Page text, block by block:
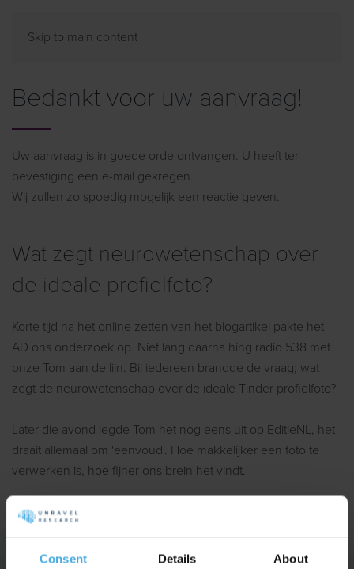
Consent Details About
Skip to main content
Bedankt voor uw aanvraag!
Uw aanvraag is in goede orde ontvangen. U heeft ter
bevestiging een e-mail gekregen.
Wij zullen zo spoedig mogelijk een reactie geven.
Wat zegt neurowetenschap over
de ideale profielfoto?
Korte tijd na het online zetten van het blogartikel pakte het
AD ons onderzoek op. Niet lang daarna hing radio 538 met
onze Tom aan de lijn. Bij iedereen brandde de vraag; wat
zegt de neurowetenschap over de ideale Tinder profielfoto?
Later die avond legde Tom het nog eens uit op EditieNL, het
draait allemaal om 'eenvoud'. Hoe makkelijker een foto te
verwerken is, hoe fijner ons brein het vindt.
Meer erover lezen?